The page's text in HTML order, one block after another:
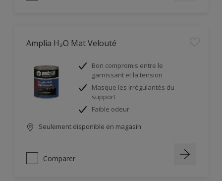
Amplia H₂O Mat Velouté
Bon compromis entre le
garnissant et la tension
Masque les irrégularités du
support
Faible odeur
Seulement disponible en magasin
Comparer